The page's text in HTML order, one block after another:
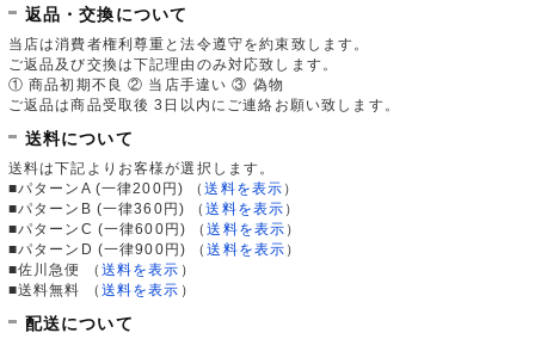
返品・交換について
当店は消費者権利尊重と法令遵守を約束致します。
ご返品及び交換は下記理由のみ対応致します。
① 商品初期不良 ② 当店手違い ③ 偽物
ご返品は商品受取後 3日以内にご連絡お願い致します。
送料について
送料は下記よりお客様が選択します。
■パターンA (一律200円)
（送料を表示 ）
■パターンB (一律360円)
（送料を表示 ）
■パターンC (一律600円)
（送料を表示 ）
■パターンD (一律900円)
（送料を表示 ）
■佐川急便
（ 送料を表示 ）
■送料無料
（ 送料を表示 ）
配送について